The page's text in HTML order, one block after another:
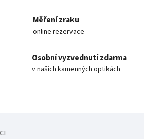
Měření zraku
online rezervace
Osobní vyzvednutí zdarma
v našich kamenných optikách